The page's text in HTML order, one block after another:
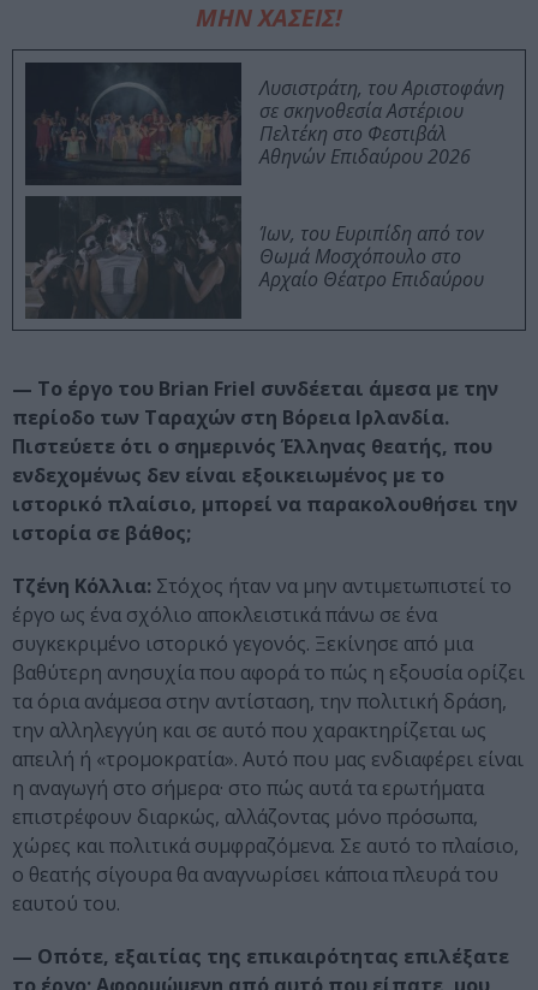
ΜΗΝ ΧΑΣΕΙΣ!
Λυσιστράτη, του Αριστοφάνη
σε σκηνοθεσία Αστέριου
Πελτέκη στο Φεστιβάλ
Αθηνών Επιδαύρου 2026
Ίων, του Ευριπίδη από τον
Θωμά Μοσχόπουλο στο
Αρχαίο Θέατρο Επιδαύρου
— Το έργο του Brian Friel συνδέεται άμεσα με την
περίοδο των Ταραχών στη Βόρεια Ιρλανδία.
Πιστεύετε ότι ο σημερινός Έλληνας θεατής, που
ενδεχομένως δεν είναι εξοικειωμένος με το
ιστορικό πλαίσιο, μπορεί να παρακολουθήσει την
ιστορία σε βάθος;
Τζένη Κόλλια: Στόχος ήταν να μην αντιμετωπιστεί το
έργο ως ένα σχόλιο αποκλειστικά πάνω σε ένα
συγκεκριμένο ιστορικό γεγονός. Ξεκίνησε από μια
βαθύτερη ανησυχία που αφορά το πώς η εξουσία ορίζει
τα όρια ανάμεσα στην αντίσταση, την πολιτική δράση,
την αλληλεγγύη και σε αυτό που χαρακτηρίζεται ως
απειλή ή «τρομοκρατία». Αυτό που μας ενδιαφέρει είναι
η αναγωγή στο σήμερα· στο πώς αυτά τα ερωτήματα
επιστρέφουν διαρκώς, αλλάζοντας μόνο πρόσωπα,
χώρες και πολιτικά συμφραζόμενα. Σε αυτό το πλαίσιο,
ο θεατής σίγουρα θα αναγνωρίσει κάποια πλευρά του
εαυτού του.
— Οπότε, εξαιτίας της επικαιρότητας επιλέξατε